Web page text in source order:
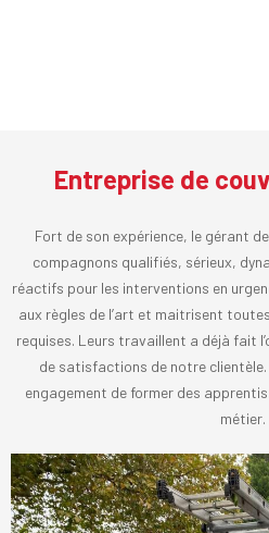
Entreprise de
Fort de son expérience, le gérant
compagnons qualifiés, sérieux,
réactifs pour les interventions en
aux règles de l’art et maitrisent
requises. Leurs travaillent a déjà fait
de satisfactions de notre
engagement de former des
métier.